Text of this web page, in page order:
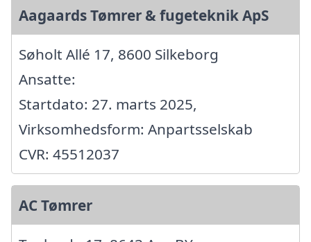
Aagaards Tømrer & fugeteknik ApS
Søholt Allé 17, 8600 Silkeborg
Ansatte:
Startdato: 27. marts 2025,
Virksomhedsform: Anpartsselskab
CVR: 45512037
AC Tømrer